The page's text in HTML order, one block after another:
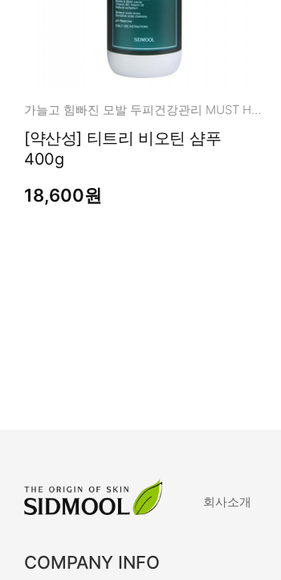
가늘고 힘빠진 모발 두피건강관리 MUST HAVE!
[약산성] 티트리 비오틴 샴푸
400g
18,600원
회사소개
COMPANY INFO